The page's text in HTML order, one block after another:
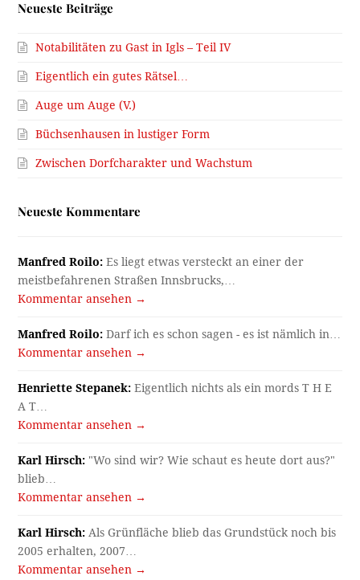
Neueste Beiträge
Notabilitäten zu Gast in Igls – Teil IV
Eigentlich ein gutes Rätsel…
Auge um Auge (V.)
Büchsenhausen in lustiger Form
Zwischen Dorfcharakter und Wachstum
Neueste Kommentare
Manfred Roilo: Es liegt etwas versteckt an einer der
meistbefahrenen Straßen Innsbrucks,…
Kommentar ansehen →
Manfred Roilo: Darf ich es schon sagen - es ist nämlich in…
Kommentar ansehen →
Henriette Stepanek: Eigentlich nichts als ein mords T H E
A T…
Kommentar ansehen →
Karl Hirsch: "Wo sind wir? Wie schaut es heute dort aus?"
blieb…
Kommentar ansehen →
Karl Hirsch: Als Grünfläche blieb das Grundstück noch bis
2005 erhalten, 2007…
Kommentar ansehen →